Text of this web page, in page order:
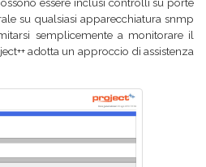
essere inclusi controlli su porte
su qualsiasi apparecchiatura snmp
semplicemente a monitorare il
adotta un approccio di assistenza